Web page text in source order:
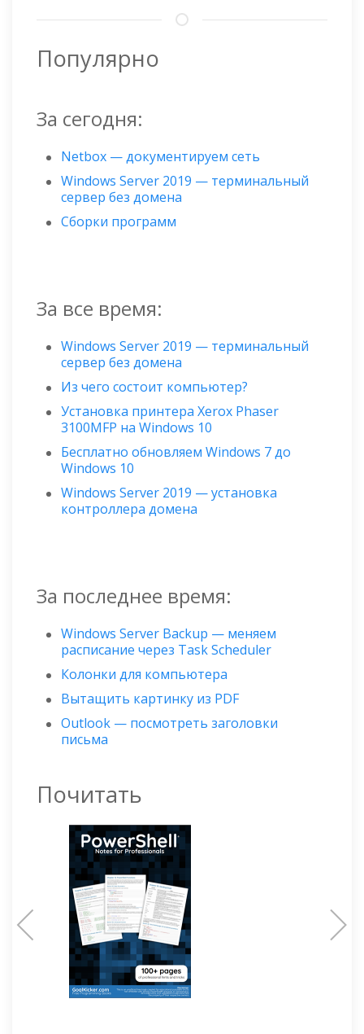
Популярно
За сегодня:
Netbox — документируем сеть
Windows Server 2019 — терминальный
сервер без домена
Сборки программ
За все время:
Windows Server 2019 — терминальный
сервер без домена
Из чего состоит компьютер?
Установка принтера Xerox Phaser
3100MFP на Windows 10
Бесплатно обновляем Windows 7 до
Windows 10
Windows Server 2019 — установка
контроллера домена
За последнее время:
Windows Server Backup — меняем
расписание через Task Scheduler
Колонки для компьютера
Вытащить картинку из PDF
Outlook — посмотреть заголовки
письма
Почитать